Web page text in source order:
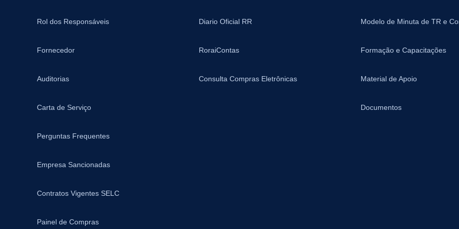
Rol dos Responsáveis
Fornecedor
Auditorias
Carta de Serviço
Perguntas Frequentes
Empresa Sancionadas
Contratos Vigentes SELC
Painel de Compras
Diario Oficial RR
RoraiContas
Consulta Compras Eletrônicas
Modelo de Minuta de TR e
Formação e Capacitações
Material de Apoio
Documentos